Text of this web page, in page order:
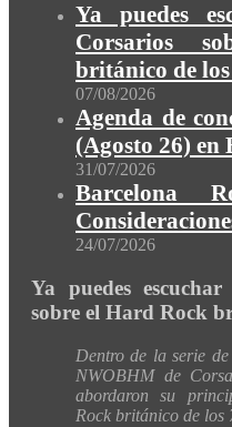
Ya puedes
Corsarios
británico de
07/08/2026
Agenda de
(Agosto 26) en
31/07/2026
Barcelona
24/07/2026
Ya puedes
sobre el Hard Rock
Dentro de la serie
NWOBHM de
abordaron su
Rock británico de los